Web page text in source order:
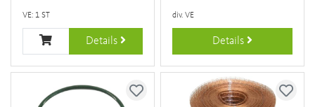
VE: 1 ST
Details
div. VE
Details